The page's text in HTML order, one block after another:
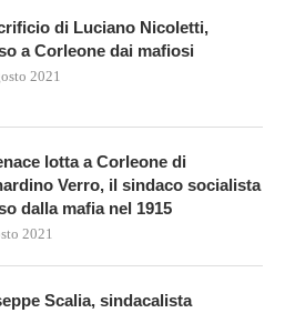
di Luciano Nicoletti,
a Corleone dai mafiosi
2021
lotta a Corleone di
Verro, il sindaco socialista
dalla mafia nel 1915
2021
Scalia, sindacalista